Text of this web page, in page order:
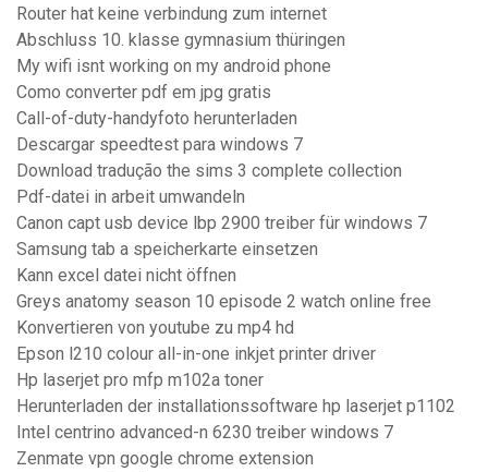
Router hat keine verbindung zum internet
Abschluss 10. klasse gymnasium thüringen
My wifi isnt working on my android phone
Como converter pdf em jpg gratis
Call-of-duty-handyfoto herunterladen
Descargar speedtest para windows 7
Download tradução the sims 3 complete collection
Pdf-datei in arbeit umwandeln
Canon capt usb device lbp 2900 treiber für windows 7
Samsung tab a speicherkarte einsetzen
Kann excel datei nicht öffnen
Greys anatomy season 10 episode 2 watch online free
Konvertieren von youtube zu mp4 hd
Epson l210 colour all-in-one inkjet printer driver
Hp laserjet pro mfp m102a toner
Herunterladen der installationssoftware hp laserjet p1102
Intel centrino advanced-n 6230 treiber windows 7
Zenmate vpn google chrome extension